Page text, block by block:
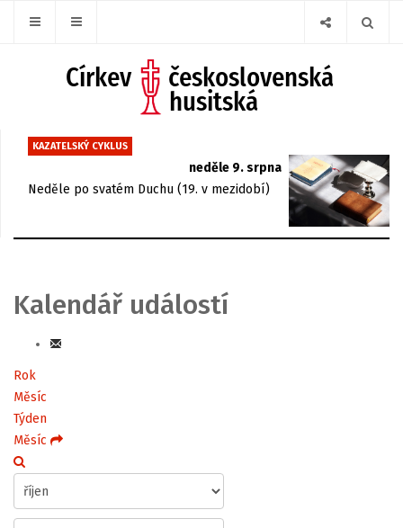
KAZATELSKÝ CYKLUS
neděle 9. srpna
Neděle po svatém Duchu (19. v mezidobí)
Kalendář událostí
Rok
Měsíc
Týden
Měsíc